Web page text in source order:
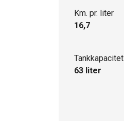
Km. pr. liter
16,7
Tankkapacitet
63 liter